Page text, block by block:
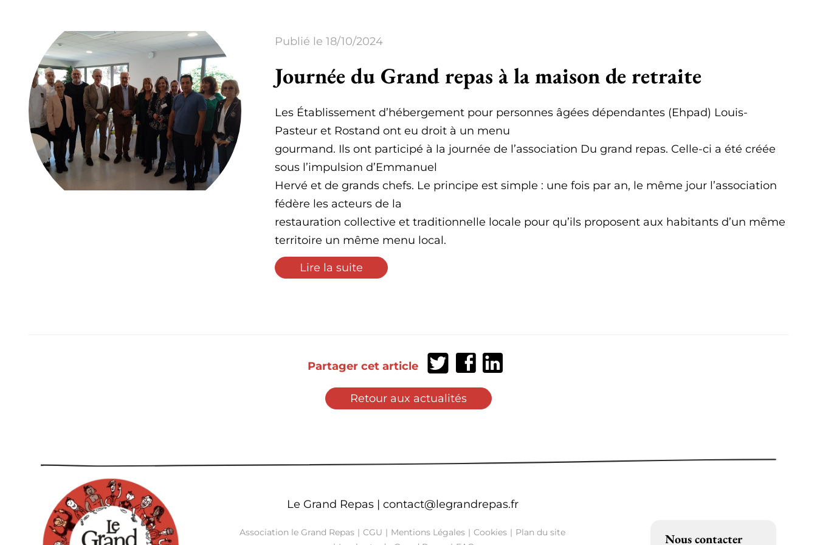
Publié le 18/10/2024
Journée du Grand repas à la maison de retraite
Les Établissement d’hébergement pour personnes âgées dépendantes (Ehpad) Louis-
Pasteur et Rostand ont eu droit à un menu
gourmand. Ils ont participé à la journée de l’association Du grand repas. Celle-ci a été créée
sous l’impulsion d’Emmanuel
Hervé et de grands chefs. Le principe est simple : une fois par an, le même jour l’association
fédère les acteurs de la
restauration collective et traditionnelle locale pour qu’ils proposent aux habitants d’un même
territoire un même menu local.
Lire la suite
Partager cet article
Partager
sur
Twitter
Partager
sur
Facebook
Partager
sur
Retour aux actualités
Le Grand Repas | contact@legrandrepas.fr
Association le Grand Repas CGU Mentions Légales Cookies
Plan du site
Nous contacter